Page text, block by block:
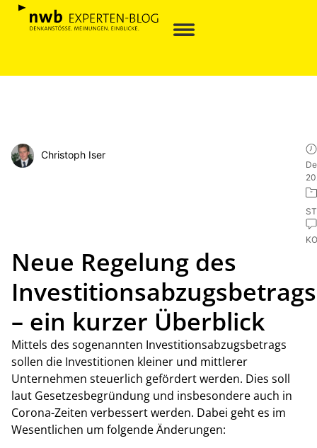
Christoph Iser
Neue Regelung des
Investitionsabzugsbetrags
– ein kurzer Überblick
Mittels des sogenannten Investitionsabzugsbetrags
sollen die Investitionen kleiner und mittlerer
Unternehmen steuerlich gefördert werden. Dies soll
laut Gesetzesbegründung und insbesondere auch in
Corona-Zeiten verbessert werden. Dabei geht es im
Wesentlichen um folgende Änderungen: